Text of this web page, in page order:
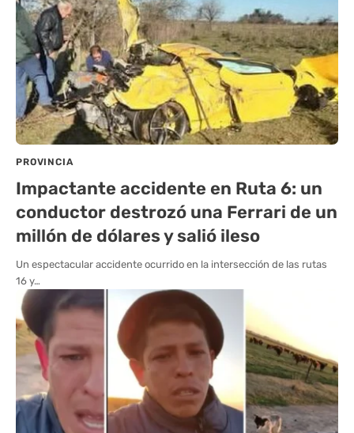
PROVINCIA
Impactante accidente en Ruta 6: un
conductor destrozó una Ferrari de un
millón de dólares y salió ileso
Un espectacular accidente ocurrido en la intersección de las rutas
16 y…